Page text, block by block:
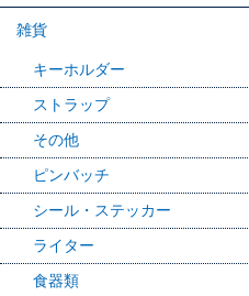
雑貨
キーホルダー
ストラップ
その他
ピンバッチ
シール・ステッカー
ライター
食器類